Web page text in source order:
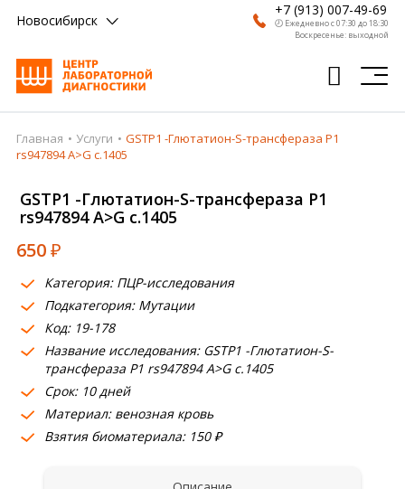
Новосибирск
+7 (913) 007-49-69
🕗 Ежедневно с 07:30 до 18:30
Воскресенье: выходной
Главная
Врачи
Получить результат
Пациентам
О компании
Где сдать
Партнерам
Главная Услуги
GSTP1 -Глютатион-S-трансфераза Р1
rs947894 A>G c.1405
GSTP1 -Глютатион-S-трансфераза Р1
rs947894 A>G c.1405
650₽
Категория: ПЦР-исследования
Подкатегория: Мутации
Код: 19-178
Название исследования: GSTP1 -Глютатион-S-
трансфераза Р1 rs947894 A>G c.1405
Срок: 10 дней
Материал: венозная кровь
Взятия биоматериала: 150 ₽